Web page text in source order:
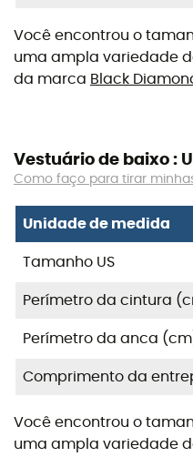
Você encontrou o
uma ampla variedade
da marca Black
Vestuário de baixo :
Como faço para tirar
Unidade de medida
Tamanho US
Perímetro da cintura
Perímetro da anca
Comprimento da
Você encontrou o
uma ampla variedade